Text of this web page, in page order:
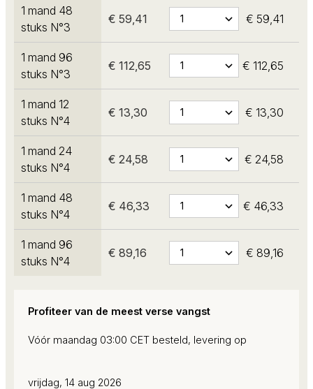
1 mand 48
stuks N°3
€ 59,41 € 59,41
1 mand 96
stuks N°3
€ 112,65 € 112,65
1 mand 12
stuks N°4
€ 13,30 € 13,30
1 mand 24
stuks N°4
€ 24,58 € 24,58
1 mand 48
stuks N°4
€ 46,33 € 46,33
1 mand 96
stuks N°4
€ 89,16 € 89,16
Profiteer van de meest verse vangst
Vóór maandag 03:00 CET besteld, levering op
vrijdag, 14 aug 2026